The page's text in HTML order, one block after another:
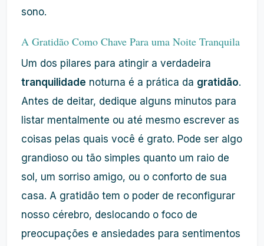
sono.
A Gratidão Como Chave Para uma Noite Tranquila
Um dos pilares para atingir a verdadeira
tranquilidade noturna é a prática da gratidão.
Antes de deitar, dedique alguns minutos para
listar mentalmente ou até mesmo escrever as
coisas pelas quais você é grato. Pode ser algo
grandioso ou tão simples quanto um raio de
sol, um sorriso amigo, ou o conforto de sua
casa. A gratidão tem o poder de reconfigurar
nosso cérebro, deslocando o foco de
preocupações e ansiedades para sentimentos